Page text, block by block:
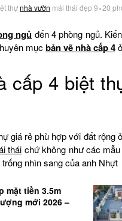
thựnhà vườn mái thái đẹp 9×20
ngủ đến 4 phòng ngủ.
mục bản vẽ nhà cấp 4
cấp 4 biệt
giá rẻ phù hợp với đất rộng
thái chứ không như các
nhìn sang của anh Nhựt
mặt tiền 3.5m
mới 2026 –